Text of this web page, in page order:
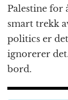
Palestine for
smart trekk
politics er
ignorerer
bord.